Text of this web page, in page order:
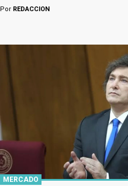
Por REDACCION
MERCADO